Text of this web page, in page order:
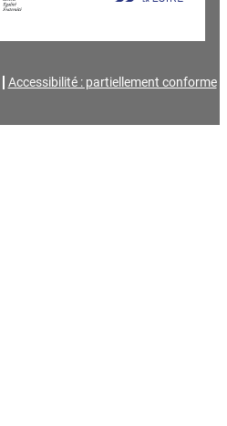
Accessibilité : partiellement conforme